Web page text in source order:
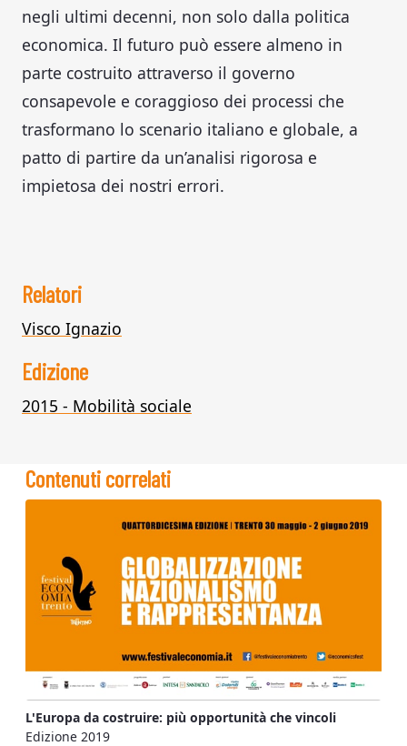
negli ultimi decenni, non solo dalla politica
economica. Il futuro può essere almeno in
parte costruito attraverso il governo
consapevole e coraggioso dei processi che
trasformano lo scenario italiano e globale, a
patto di partire da un’analisi rigorosa e
impietosa dei nostri errori.
Relatori
Visco Ignazio
Edizione
2015 - Mobilità sociale
Contenuti correlati
L'Europa da costruire: più opportunità che vincoli
Edizione 2019